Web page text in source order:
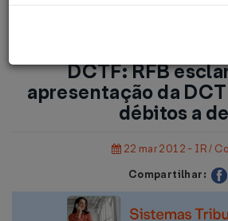
DCTF: RFB
apresentação da
débitos a
22 mar 2012 - IR /
Compartilhar: